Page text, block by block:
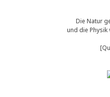
Die Natur
und die Physik